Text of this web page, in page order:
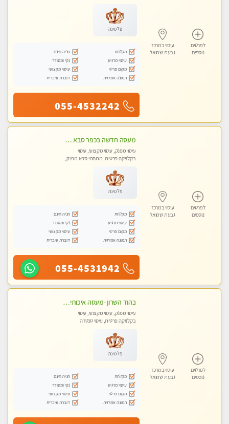
לפרטים
נוספים
עיסוי במרכז
גבעת שמואל
פלטינה
מקלחת
חניה חינם
עיסוי מרגיע
נקי ומסודר
מקום פרטי
עיסוי מקצועי
תמונה אמיתית
דוברת עיברית
055-4532242
לפרטים
נוספים
עיסוי במרכז
גבעת שמואל
מעסה חדשה בכפר סבא כל סוגי העיסויים מעסה מקצועית ואיכותית פרטי!!!מומלץ לחלוטין!! ללא מין !
עיסוי מפנק, עיסוי מקצועי, עיסוי
בקלניקה פרטית, מתחמי ספא מפנק,
פלטינה
מקלחת
חניה חינם
עיסוי מרגיע
נקי ומסודר
מקום פרטי
עיסוי מקצועי
תמונה אמיתית
דוברת עיברית
055-4531942
לפרטים
נוספים
עיסוי במרכז
גבעת שמואל
בהוד השרון -מעסה איכותית למאסז מקצועי ומפנק לכל שרירי הגוף
עיסוי מפנק, עיסוי מקצועי, עיסוי
בקלניקה פרטית, עיסוי טנטרה
פלטינה
מקלחת
חניה חינם
עיסוי מרגיע
נקי ומסודר
מקום פרטי
עיסוי מקצועי
תמונה אמיתית
דוברת עיברית